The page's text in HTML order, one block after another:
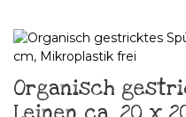
Organisch